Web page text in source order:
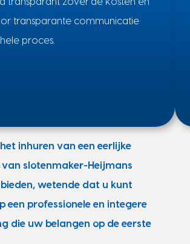
transparante communicatie
proces.
inhuren van een eerlijke
slotenmaker-Heijmans
wetende dat u kunt
een professionele en integere
die uw belangen op de eerste